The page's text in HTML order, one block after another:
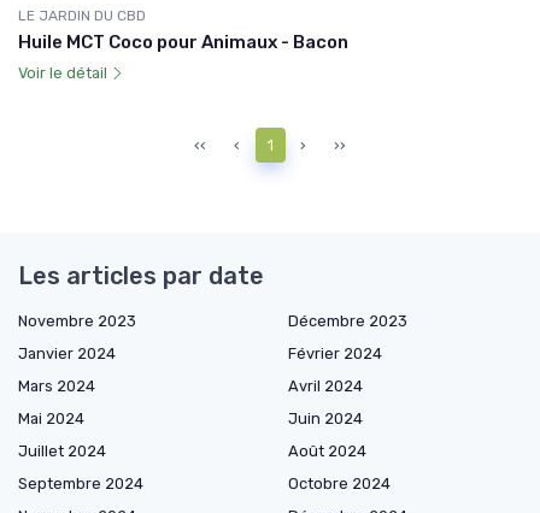
LE JARDIN DU CBD
Huile MCT Coco pour Animaux - Bacon
Voir le détail
‹‹ ‹ 1 › ››
Les articles par date
Novembre 2023
Décembre 2023
Janvier 2024
Février 2024
Mars 2024
Avril 2024
Mai 2024
Juin 2024
Juillet 2024
Août 2024
Septembre 2024
Octobre 2024